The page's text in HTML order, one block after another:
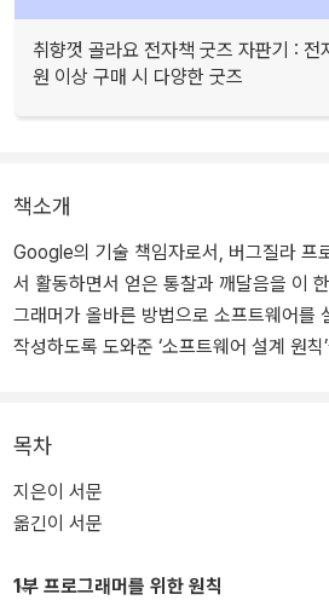
취향껏 골라요 전자책 굿즈 자판기 : 전
원 이상 구매 시 다양한 굿즈
책소개
Google의 기술 책임자로서, 버그질라 프
서 활동하면서 얻은 통찰과 깨달음을 이
그래머가 올바른 방법으로 소프트웨어를
작성하도록 도와준 ‘소프트웨어 설계 원
목차
지은이 서문
옮긴이 서문
1부 프로그래머를 위한 원칙